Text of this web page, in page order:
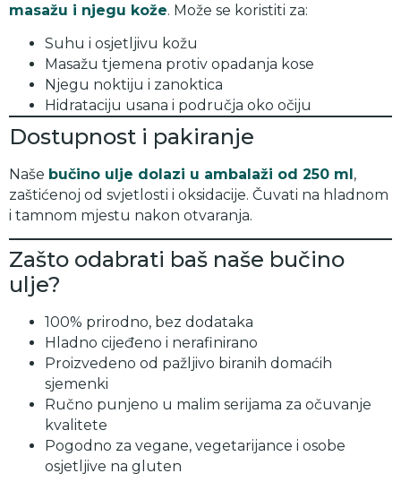
masažu i njegu kože. Može se koristiti za:
Suhu i osjetljivu kožu
Masažu tjemena protiv opadanja kose
Njegu noktiju i zanoktica
Hidrataciju usana i područja oko očiju
Dostupnost i pakiranje
Naše bučino ulje dolazi u ambalaži od 250 ml,
zaštićenoj od svjetlosti i oksidacije. Čuvati na hladnom
i tamnom mjestu nakon otvaranja.
Zašto odabrati baš naše bučino
ulje?
100% prirodno, bez dodataka
Hladno cijeđeno i nerafinirano
Proizvedeno od pažljivo biranih domaćih
sjemenki
Ručno punjeno u malim serijama za očuvanje
kvalitete
Pogodno za vegane, vegetarijance i osobe
osjetljive na gluten